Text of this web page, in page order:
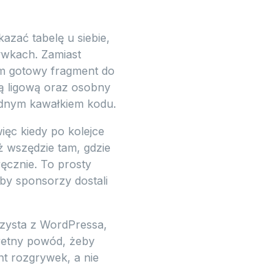
tabelę u siebie,
Zamiast
gotowy fragment do
ligową oraz osobny
kawałkiem kodu.
kiedy po kolejce
wszędzie tam, gdzie
To prosty
sponsorzy dostali
z WordPressa,
powód, żeby
rozgrywek, a nie